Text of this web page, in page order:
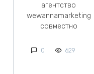
агентство
wewannamarketing
совместно
0 629